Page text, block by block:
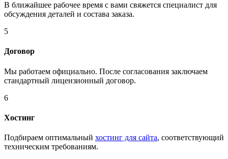
В ближайшее рабочее время с вами свяжется специалист для
обсуждения деталей и состава заказа.
5
Договор
Мы работаем официально. После согласования заключаем
стандартный лицензионный договор.
6
Хостинг
Подбираем оптимальный хостинг для сайта, соответствующий
техническим требованиям.